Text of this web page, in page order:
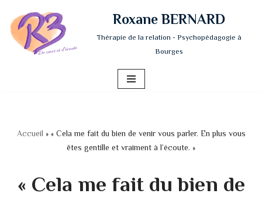
Aller
au
Roxane BERNARD
Thérapie de la relation - Psychopédagogie à
Bourges
Accueil » « Cela me fait du bien de venir vous parler. En plus vous
êtes gentille et vraiment à l’écoute. »
« Cela me fait du bien de